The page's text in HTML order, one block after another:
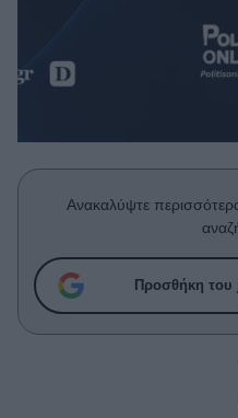
Working Girl
Real Women
Πρόσωπα
Celebrities
True Stories
Ask the Guru
Success Stories
Ανακαλύψτε
Προσθήκη